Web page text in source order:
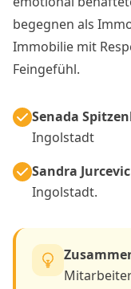
begegnen als
Immobilie mit
Feingefühl.
Senada
Ingolstadt
Sandra Jurcevic
Ingolstadt.